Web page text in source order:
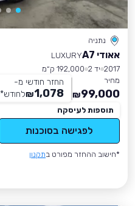
נתניה
אאודי A7
LUXURY
2017 יד 2
192,000 ק״מ
מחיר
99,000
₪
החזר חודשי מ-
1,078
₪לחודש*
תוספות לעיסקה
לפגישה בסוכנות
*חישוב ההחזר מפורט בתקנון